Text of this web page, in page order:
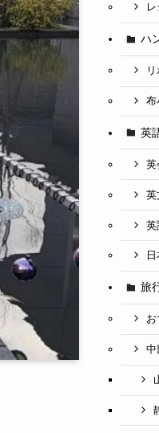
ハ
布
英
英
英
英
旅
お
中